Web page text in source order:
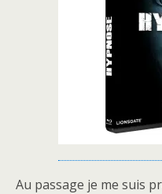
Au passage je me suis